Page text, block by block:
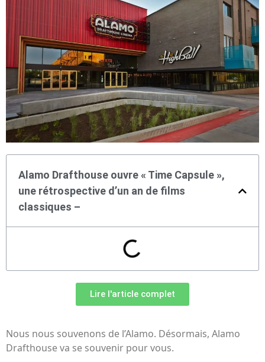
Alamo Drafthouse ouvre « Time Capsule »,
une rétrospective d’un an de films
classiques –
Lire l'article complet
Nous nous souvenons de l’Alamo. Désormais, Alamo
Drafthouse va se souvenir pour vous.